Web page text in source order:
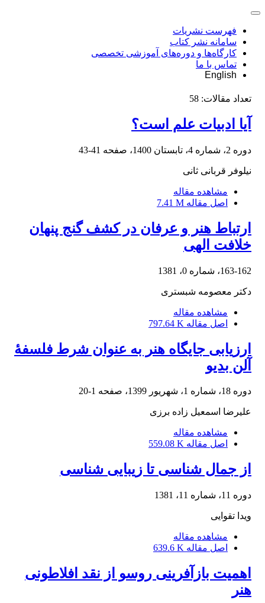
فهرست نشریات
سامانه نشر کتاب
کارگاه‌ها و دوره‌های آموزشی تخصصی
تماس با ما
English
تعداد مقالات: 58
آیا ادبیات علم است؟
دوره 2، شماره 4، تابستان 1400، صفحه 41-43
نیلوفر قربانی ثانی
مشاهده مقاله
اصل مقاله 7.41 M
ارتباط هنر و عرفان در کشف گنج پنهان
خلافت الهی
163-162، شماره 0، 1381
دکتر معصومه شبستری
مشاهده مقاله
اصل مقاله 797.64 K
ارزیابی جایگاه هنر به عنوان شرط فلسفۀ
آلن بدیو
دوره 18، شماره 1، شهریور 1399، صفحه 1-20
علیرضا اسمعیل زاده برزی
مشاهده مقاله
اصل مقاله 559.08 K
از جمال شناسی تا زیبایی شناسی
دوره 11، شماره 11، 1381
ویدا تقوایی
مشاهده مقاله
اصل مقاله 639.6 K
اهمیت بازآفرینی روسو از نقد افلاطونی
هنر